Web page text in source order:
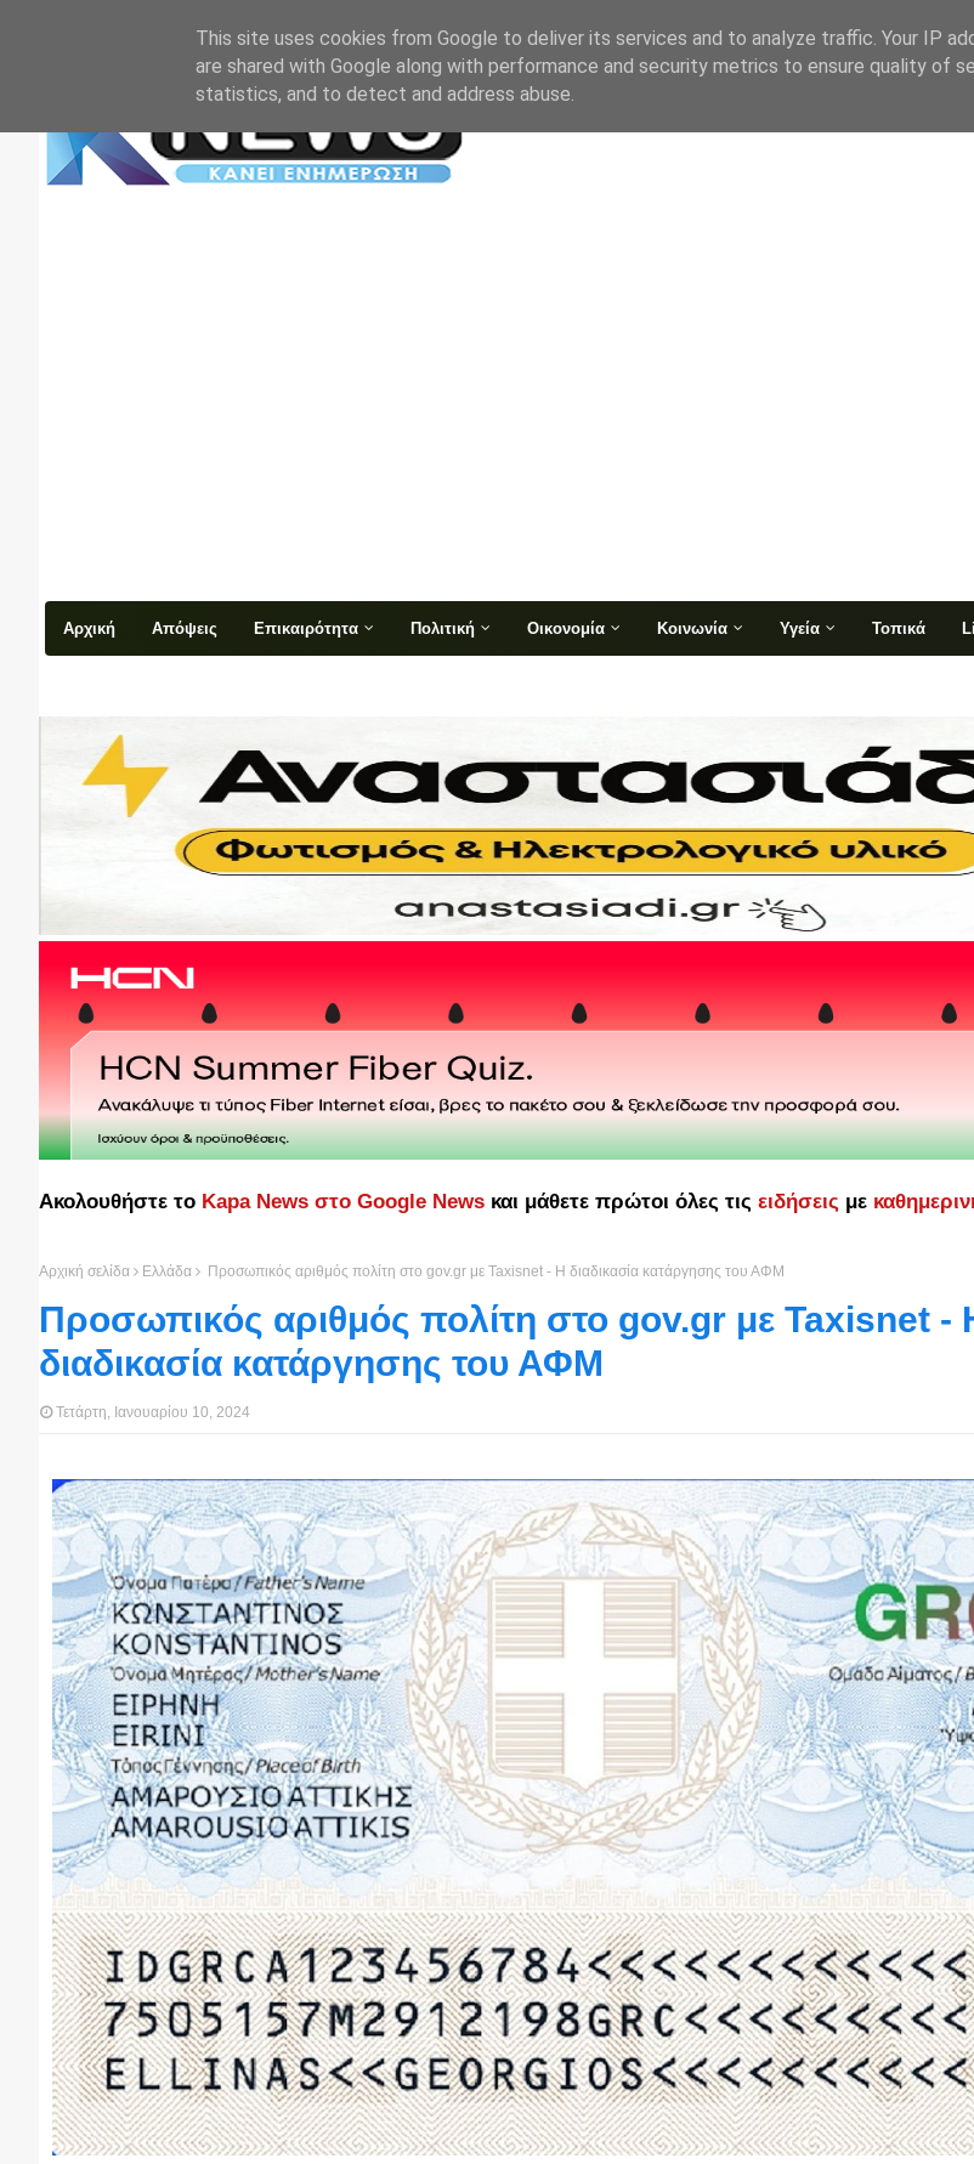
Αρχική Απόψεις Επικαιρότητα Πολιτική Οικονομία Κοινωνία Υγεία Τοπικά
Ακολουθήστε το Kapa News στο Google News και μάθετε πρώτοι όλες τις ειδήσεις με
Αρχική σελίδα Ελλάδα Προσωπικός αριθμός πολίτη στο gov.gr με Taxisnet - Η διαδικασία κατάργησης του ΑΦΜ
Προσωπικός αριθμός πολίτη στο gov.gr με Taxisnet -
διαδικασία κατάργησης του ΑΦΜ
Τετάρτη, Ιανουαρίου 10, 2024
This site uses cookies from Google to deliver its services and to analyze traffic. Your IP
are shared with Google along with performance and security metrics to ensure quality of
statistics, and to detect and address abuse.